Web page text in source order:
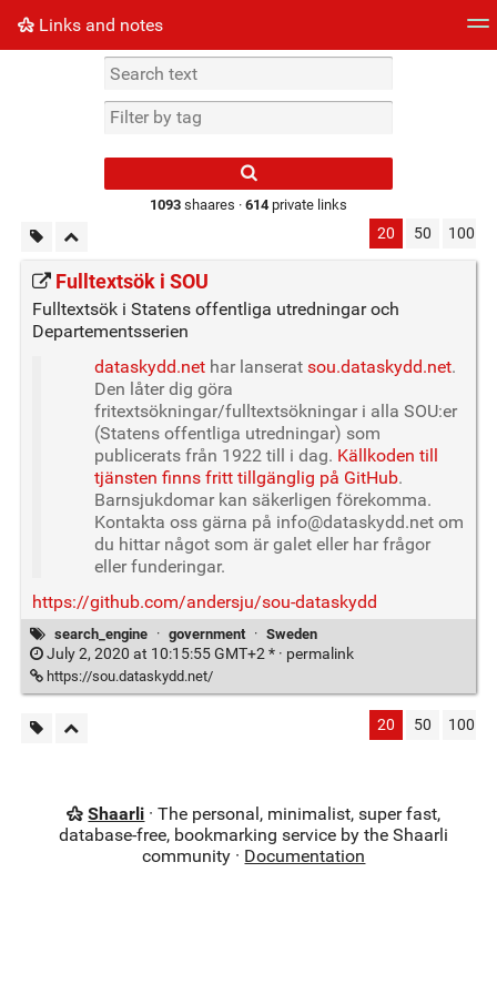
Links and notes
Picture wall
results.
1093shaares · 614private links
20 50 100
Fulltextsök i SOU
Fulltextsök i Statens offentliga utredningar och
Departementsserien
dataskydd.nethar lanserat sou.dataskydd.net.
Den låter dig göra
fritextsökningar/fulltextsökningar i alla SOU:er
(Statens offentliga utredningar) som
publicerats från 1922 till i dag. Källkoden till
tjänsten finns fritt tillgänglig på GitHub.
Barnsjukdomar kan säkerligen förekomma.
Kontakta oss gärna på info@dataskydd.net om
du hittar något som är galet eller har frågor
eller funderingar.
https://github.com/andersju/sou-dataskydd
search_engine · government · Sweden
July 2, 2020 at 10:15:55 GMT+2 * · permalink
https://sou.dataskydd.net/
20 50 100
Shaarli · The personal, minimalist, super fast,
database-free, bookmarking service by the Shaarli
community · Documentation